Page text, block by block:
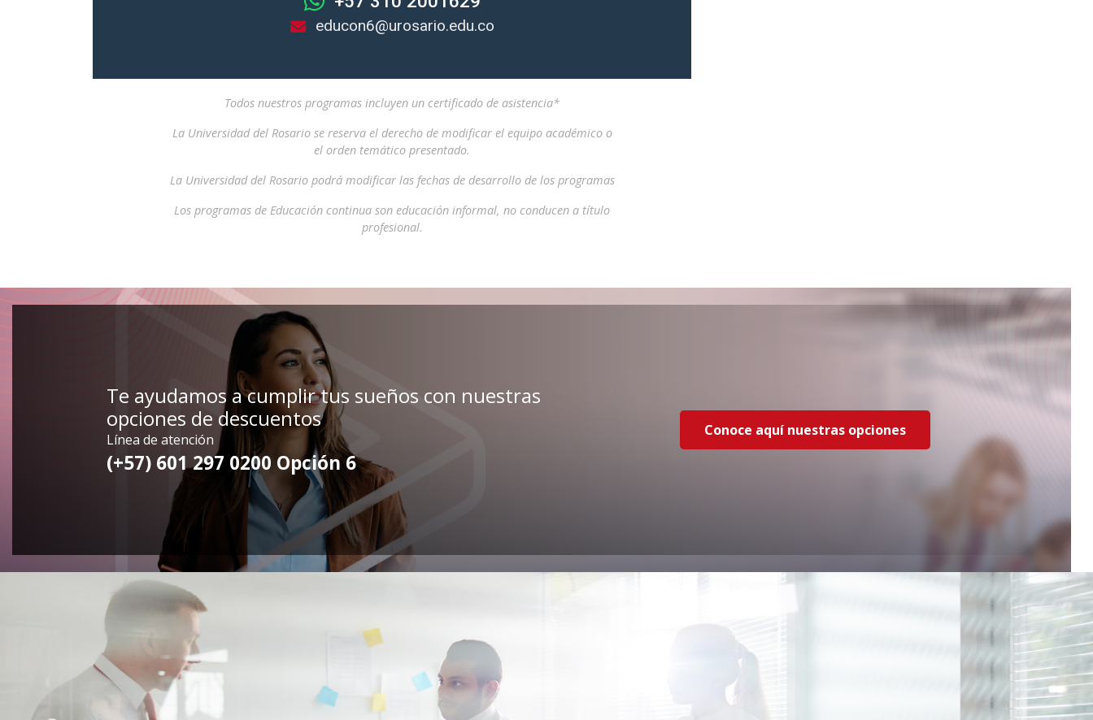
educon6@urosario.edu.co
Todos nuestros programas incluyen un certificado de asistencia*
La Universidad del Rosario se reserva el derecho de modificar el equipo académico o
el orden temático presentado.
La Universidad del Rosario podrá modificar las fechas de desarrollo de los programas
Los programas de Educación continua son educación informal, no conducen a título
profesional.
Te ayudamos a cumplir tus sueños con nuestras
opciones de descuentos
Línea de atención
(+57) 601 297 0200 Opción 6
Conoce aquí nuestras opciones